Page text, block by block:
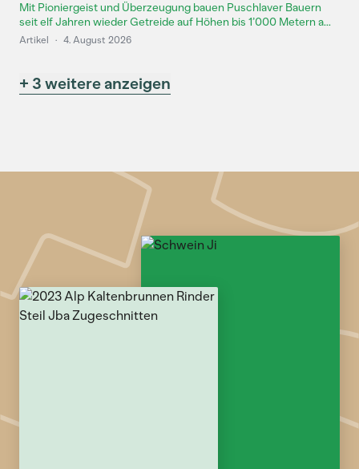
Mit Pioniergeist und Überzeugung bauen Puschlaver Bauern
seit elf Jahren wieder Getreide auf Höhen bis 1’000 Metern a...
Artikel · 4. August 2026
+ 3 weitere anzeigen